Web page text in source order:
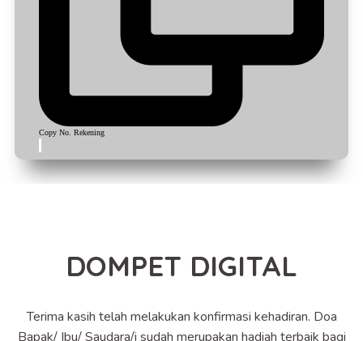
Copy No. Rekening
DOMPET DIGITAL
Terima kasih telah melakukan konfirmasi kehadiran. Doa
Bapak/ Ibu/ Saudara/i sudah merupakan hadiah terbaik bagi